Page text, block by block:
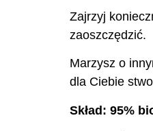
Zajrzyj
zaoszczędzić.
Marzysz o
dla Ciebie
Skład: 95%